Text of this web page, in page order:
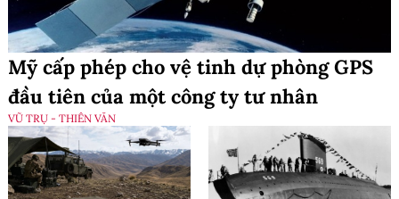
Mỹ cấp phép cho vệ tinh dự phòng GPS
đầu tiên của một công ty tư nhân
VŨ TRỤ - THIÊN VĂN